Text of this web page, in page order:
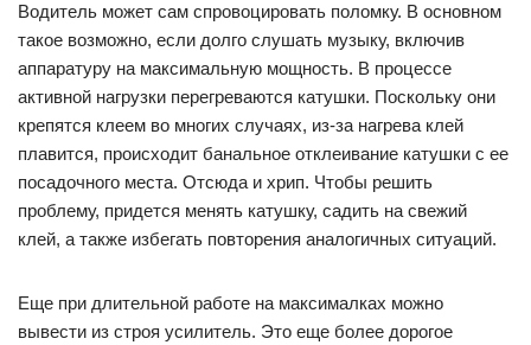
Водитель может сам спровоцировать поломку. В основном
такое возможно, если долго слушать музыку, включив
аппаратуру на максимальную мощность. В процессе
активной нагрузки перегреваются катушки. Поскольку они
крепятся клеем во многих случаях, из-за нагрева клей
плавится, происходит банальное отклеивание катушки с ее
посадочного места. Отсюда и хрип. Чтобы решить
проблему, придется менять катушку, садить на свежий
клей, а также избегать повторения аналогичных ситуаций.
Еще при длительной работе на максималках можно
вывести из строя усилитель. Это еще более дорогое